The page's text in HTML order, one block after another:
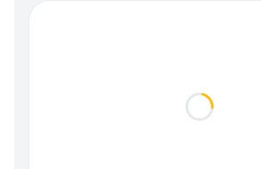
Loading...